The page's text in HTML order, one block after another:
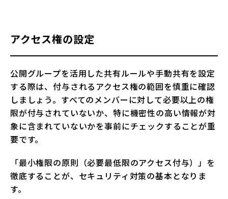
アクセス権の設定
公開グループを活用した共有ルールや手動共有を設定
する際は、付与されるアクセス権の範囲を慎重に確認
しましょう。すべてのメンバーに対して必要以上の権
限が付与されていないか、特に機密性の高い情報が対
象に含まれていないかを事前にチェックすることが重
要です。
「最小権限の原則（必要最低限のアクセス付与）」を
徹底することが、セキュリティ対策の基本となりま
す。